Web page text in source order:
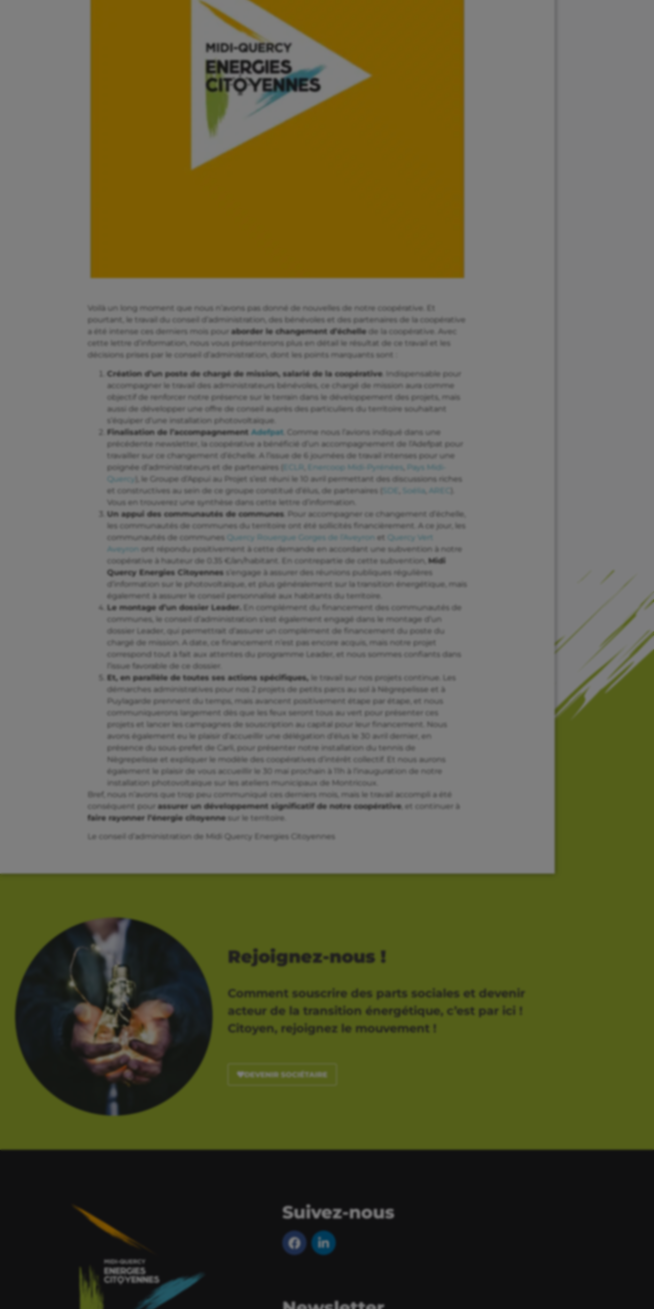
Voilà un long moment que nous n’avons pas donné de nouvelles de notre coopérative. Et
pourtant, le travail du conseil d’administration, des bénévoles et des partenaires de la coopérative
a été intense ces derniers mois pour aborder le changement d’échelle de la coopérative. Avec
cette lettre d’information, nous vous présenterons plus en détail le résultat de ce travail et les
décisions prises par le conseil d’administration, dont les points marquants sont :
Création d’un poste de chargé de mission, salarié de la coopérative . Indispensable pour
accompagner le travail des administrateurs bénévoles, ce chargé de mission aura comme
objectif de renforcer notre présence sur le terrain dans le développement des projets, mais
aussi de développer une offre de conseil auprès des particuliers du territoire souhaitant
s’équiper d’une installation photovoltaïque.
Finalisation de l’accompagnement Adefpat . Comme nous l’avions indiqué dans une
précédente newsletter, la coopérative a bénéficié d’un accompagnement de l’Adefpat pour
travailler sur ce changement d’échelle. A l’issue de 6 journées de travail intenses pour une
poignée d’administrateurs et de partenaires (
Enercoop Midi-Pyrénées
Pays Midi-
Quercy
), le Groupe d’Appui au Projet s’est réuni le 10 avril permettant des discussions riches
et constructives au sein de ce groupe constitué d’élus, de partenaires (
Soélia
Vous en trouverez une synthèse dans cette lettre d’information.
Un appui des communautés de communes . Pour accompagner ce changement d’échelle,
les communautés de communes du territoire ont été sollicités financièrement. A ce jour, les
communautés de communes
Quercy Rouergue Gorges de l’Aveyron et
Quercy Vert
Aveyron
ont répondu positivement à cette demande en accordant une subvention à notre
coopérative à hauteur de 0.35 €/an/habitant. En contrepartie de cette subvention, Midi
Quercy Energies Citoyennes s’engage à assurer des réunions publiques régulières
d’information sur le photovoltaïque, et plus généralement sur la transition énergétique, mais
également à assurer le conseil personnalisé aux habitants du territoire.
Le montage d’un dossier Leader.
En complément du financement des communautés de
communes, le conseil d’administration s’est également engagé dans le montage d’un
dossier Leader, qui permettrait d’assurer un complément de financement du poste du
chargé de mission. A date, ce financement n’est pas encore acquis, mais notre projet
correspond tout à fait aux attentes du programme Leader, et nous sommes confiants dans
l’issue favorable de ce dossier.
Et, en parallèle de toutes ses actions spécifiques, le travail sur nos projets continue. Les
démarches administratives pour nos 2 projets de petits parcs au sol à Nègrepelisse et à
Puylagarde prennent du temps, mais avancent positivement étape par étape, et nous
communiquerons largement dès que les feux seront tous au vert pour présenter ces
projets et lancer les campagnes de souscription au capital pour leur financement. Nous
avons également eu le plaisir d’accueillir une délégation d’élus le 30 avril dernier, en
présence du sous-prefet de Carli, pour présenter notre installation du tennis de
Nègrepelisse et expliquer le modèle des coopératives d’intérêt collectif. Et nous aurons
également le plaisir de vous accueillir le 30 mai prochain à 11h à l’inauguration de notre
installation photovoltaïque sur les ateliers municipaux de Montricoux.
Bref, nous n’avons que trop peu communiqué ces derniers mois, mais le travail accompli a été
conséquent pour assurer un développement significatif de notre coopérative , et continuer à
faire rayonner l’énergie citoyenne sur le territoire.
Le conseil d’administration de Midi Quercy Energies Citoyennes
Rejoignez-nous !
Comment souscrire des parts sociales et devenir
acteur de la transition énergétique, c’est par ici !
Citoyen, rejoignez le mouvement !
DEVENIR SOCIÉTAIRE
Suivez-nous